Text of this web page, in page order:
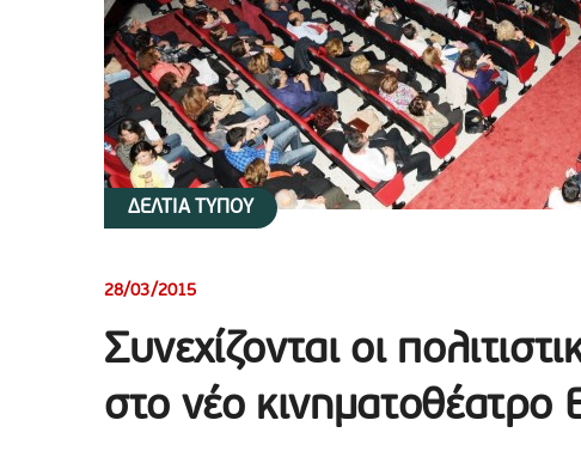
ΔΕΛΤΙΑ ΤΥΠΟΥ
28/03/2015
Συνεχίζονται οι
στο νέο